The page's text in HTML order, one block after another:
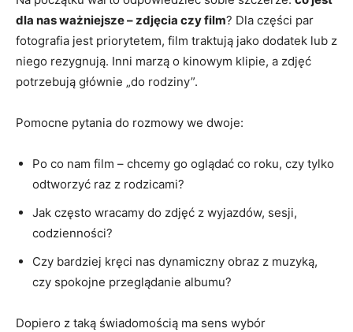
dla nas ważniejsze – zdjęcia czy film? Dla części par
fotografia jest priorytetem, film traktują jako dodatek lub z
niego rezygnują. Inni marzą o kinowym klipie, a zdjęć
potrzebują głównie „do rodziny”.
Pomocne pytania do rozmowy we dwoje:
Po co nam film – chcemy go oglądać co roku, czy tylko
odtworzyć raz z rodzicami?
Jak często wracamy do zdjęć z wyjazdów, sesji,
codzienności?
Czy bardziej kręci nas dynamiczny obraz z muzyką,
czy spokojne przeglądanie albumu?
Dopiero z taką świadomością ma sens wybór